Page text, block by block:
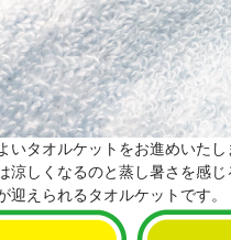
いタオルケットをお進めいたし
涼しくなるのと蒸し暑さを感じ
迎えられるタオルケットです。